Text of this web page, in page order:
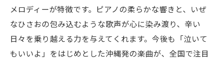
メロディーが特徴です。ピアノの柔らかな響きと、いぜ
なひさおの包み込むような歌声が心に染み渡り、辛い
日々を乗り越える力を与えてくれます。今後も「泣いて
もいいよ」をはじめとした沖縄発の楽曲が、全国で注目